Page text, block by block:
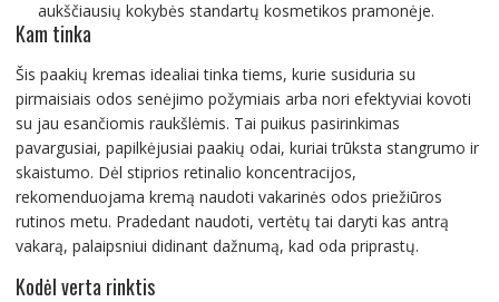
aukščiausių kokybės standartų kosmetikos pramonėje.
Kam tinka
Šis paakių kremas idealiai tinka tiems, kurie susiduria su
pirmaisiais odos senėjimo požymiais arba nori efektyviai kovoti
su jau esančiomis raukšlėmis. Tai puikus pasirinkimas
pavargusiai, papilkėjusiai paakių odai, kuriai trūksta stangrumo ir
skaistumo. Dėl stiprios retinalio koncentracijos,
rekomenduojama kremą naudoti vakarinės odos priežiūros
rutinos metu. Pradedant naudoti, vertėtų tai daryti kas antrą
vakarą, palaipsniui didinant dažnumą, kad oda priprastų.
Kodėl verta rinktis